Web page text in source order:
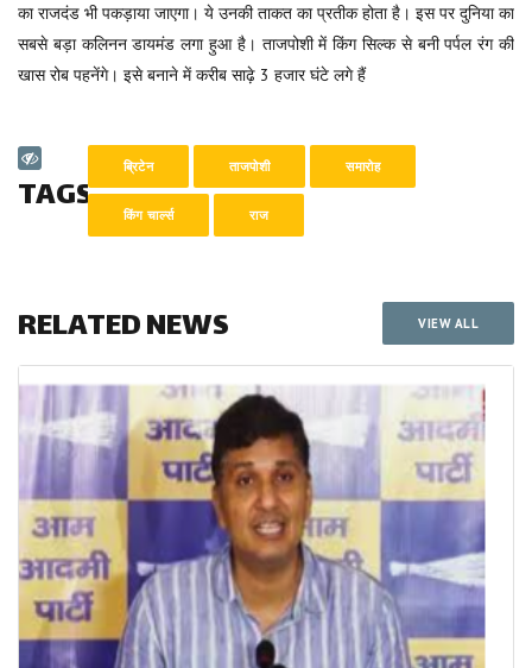
का राजदंड भी पकड़ाया जाएगा। ये उनकी ताकत का प्रतीक होता है। इस पर दुनिया का
सबसे बड़ा कलिनन डायमंड लगा हुआ है। ताजपोशी में किंग सिल्क से बनी पर्पल रंग की
खास रोब पहनेंगे। इसे बनाने में करीब साढ़े 3 हजार घंटे लगे हैं
TAGS
ब्रिटेन ताजपोशी समारोह
किंग चार्ल्स राज
RELATED NEWS VIEW ALL